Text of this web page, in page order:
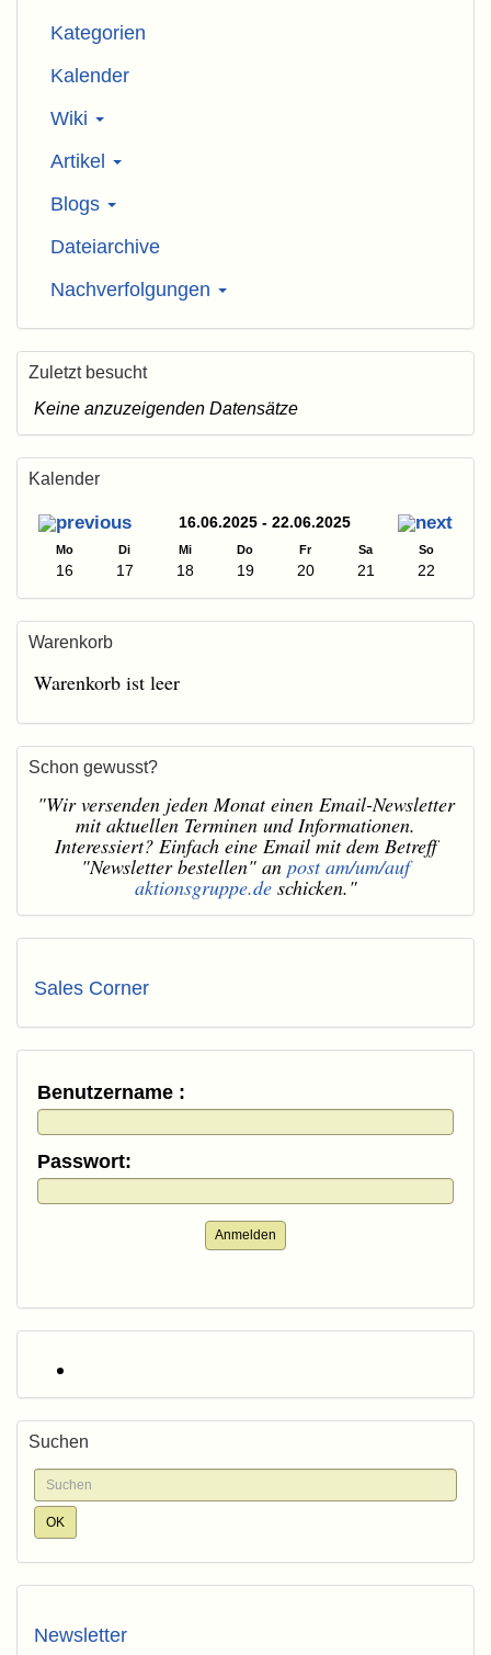
Kategorien
Kalender
Wiki
Artikel
Blogs
Dateiarchive
Nachverfolgungen
Zuletzt besucht
Keine anzuzeigenden Datensätze
Kalender
16.06.2025 - 22.06.2025
Mo Di Mi Do Fr Sa So
16 17 18 19 20 21 22
Warenkorb
Warenkorb ist leer
Schon gewusst?
"Wir versenden jeden Monat einen Email-Newsletter
mit aktuellen Terminen und Informationen.
Interessiert? Einfach eine Email mit dem Betreff
"Newsletter bestellen" an post am/um/auf
aktionsgruppe.deschicken."
Sales Corner
Benutzername :
Passwort:
Anmelden
Suchen
Newsletter